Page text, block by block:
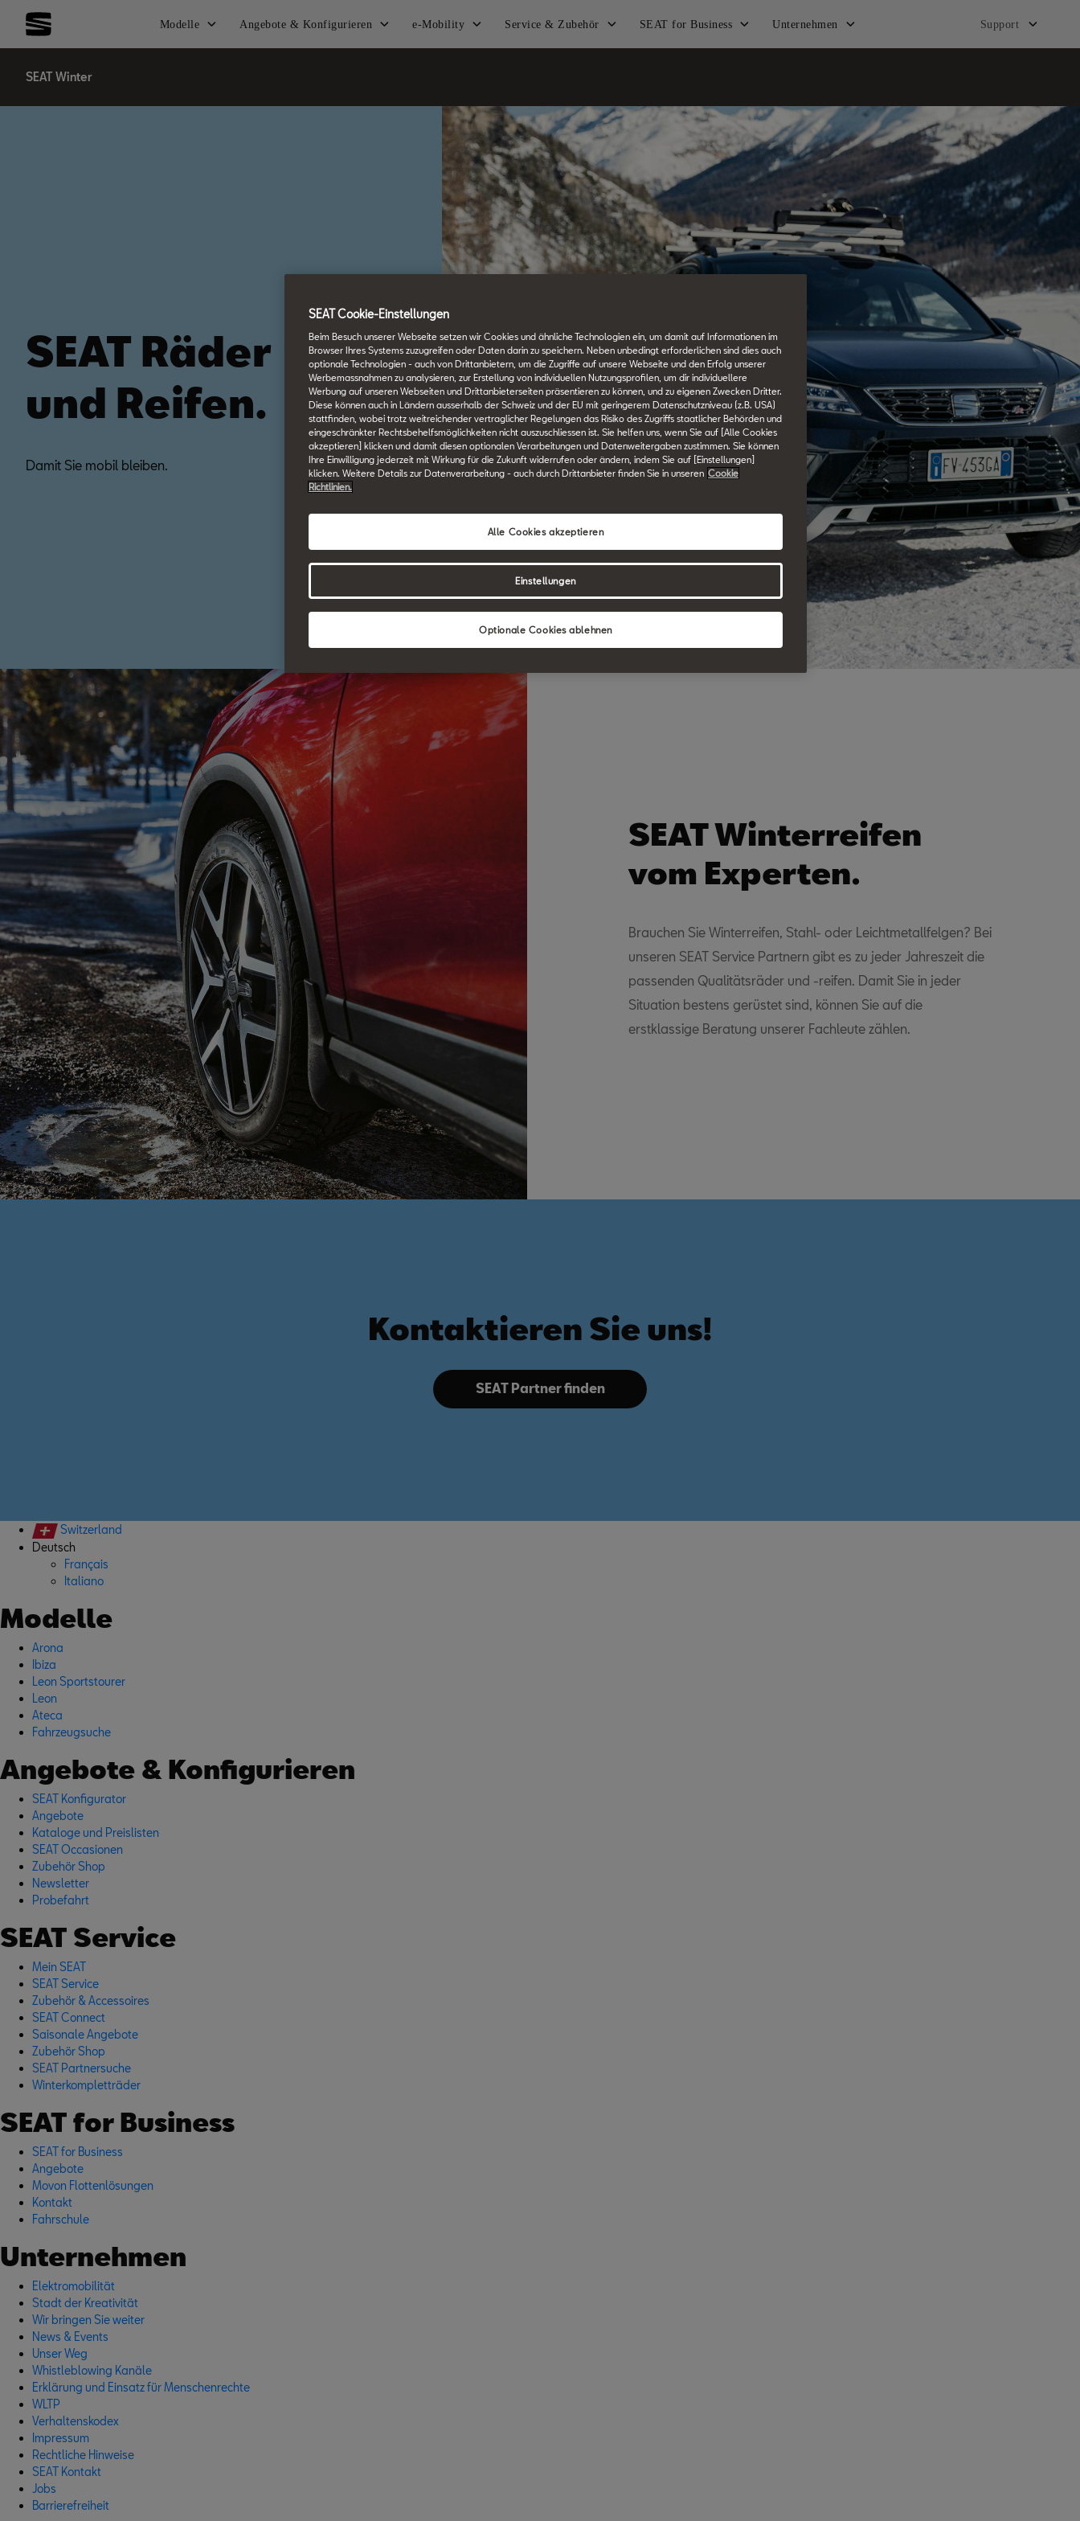
Modelle Angebote & Konfigurieren e-Mobility Service & Zubehör SEAT for Business Unternehmen Support
SEAT Winter
SEAT Räder
und Reifen.
Damit Sie mobil bleiben.
SEAT Winterreifen
vom Experten.
Brauchen Sie Winterreifen, Stahl- oder Leichtmetallfelgen? Bei
unseren SEAT Service Partnern gibt es zu jeder Jahreszeit die
passenden Qualitätsräder und -reifen. Damit Sie in jeder
Situation bestens gerüstet sind, können Sie auf die
erstklassige Beratung unserer Fachleute zählen.
Kontaktieren Sie uns!
SEAT Partner finden
Switzerland
Deutsch
Français
Italiano
Modelle
Arona
Ibiza
Leon Sportstourer
Leon
Ateca
Fahrzeugsuche
Angebote & Konfigurieren
SEAT Konfigurator
Angebote
Kataloge und Preislisten
SEAT Occasionen
Zubehör Shop
Newsletter
Probefahrt
SEAT Service
Mein SEAT
SEAT Service
Zubehör & Accessoires
SEAT Connect
Saisonale Angebote
Zubehör Shop
SEAT Partnersuche
Winterkompletträder
SEAT for Business
SEAT for Business
Angebote
Movon Flottenlösungen
Kontakt
Fahrschule
Unternehmen
Elektromobilität
Stadt der Kreativität
Wir bringen Sie weiter
News & Events
Unser Weg
Whistleblowing Kanäle
Erklärung und Einsatz für Menschenrechte
WLTP
Verhaltenskodex
Impressum
Rechtliche Hinweise
SEAT Kontakt
Jobs
Barrierefreiheit
SEAT Cookie-Einstellungen
Beim Besuch unserer Webseite setzen wir Cookies und ähnliche Technologien ein, um damit auf Informationen im
Browser Ihres Systems zuzugreifen oder Daten darin zu speichern. Neben unbedingt erforderlichen sind dies auch
optionale Technologien - auch von Drittanbietern, um die Zugriffe auf unsere Webseite und den Erfolg unserer
Werbemassnahmen zu analysieren, zur Erstellung von individuellen Nutzungsprofilen, um dir individuellere
Werbung auf unseren Webseiten und Drittanbieterseiten präsentieren zu können, und zu eigenen Zwecken Dritter.
Diese können auch in Ländern ausserhalb der Schweiz und der EU mit geringerem Datenschutzniveau (z.B. USA)
stattfinden, wobei trotz weitreichender vertraglicher Regelungen das Risiko des Zugriffs staatlicher Behörden und
eingeschränkter Rechtsbehelfsmöglichkeiten nicht auszuschliessen ist. Sie helfen uns, wenn Sie auf [Alle Cookies
akzeptieren] klicken und damit diesen optionalen Verarbeitungen und Datenweitergaben zustimmen. Sie können
Ihre Einwilligung jederzeit mit Wirkung für die Zukunft widerrufen oder ändern, indem Sie auf [Einstellungen]
klicken. Weitere Details zur Datenverarbeitung - auch durch Drittanbieter finden Sie in unseren Cookie
Richtlinien.
Optionale Cookies ablehnen
Alle Cookies akzeptieren
Einstellungen